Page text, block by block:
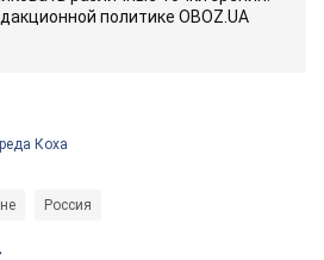
политике OBOZ.UA
Коха
Россия